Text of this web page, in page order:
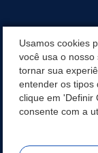
MANUAL DE
TURMINHA DO
Usamos cookies
você usa o nosso
tornar sua
entender os tipos
clique em 'Definir
consente com a